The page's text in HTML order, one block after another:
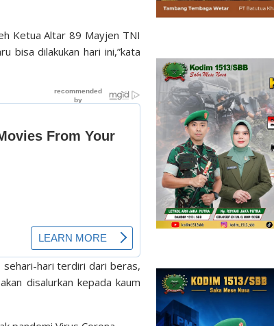
Ketua Altar 89 Mayjen TNI
bisa dilakukan hari ini,”kata
sehari-hari terdiri dari beras,
disalurkan kepada kaum